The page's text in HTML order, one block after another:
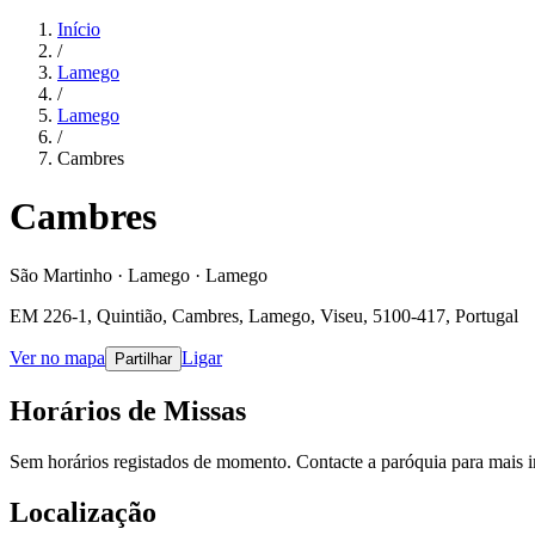
Início
/
Lamego
/
Lamego
/
Cambres
Cambres
São Martinho · Lamego · Lamego
EM 226-1, Quintião, Cambres, Lamego, Viseu, 5100-417, Portugal
Ver no mapa Partilhar Ligar
Horários de Missas
Sem horários registados de momento. Contacte a paróquia para mais
Localização